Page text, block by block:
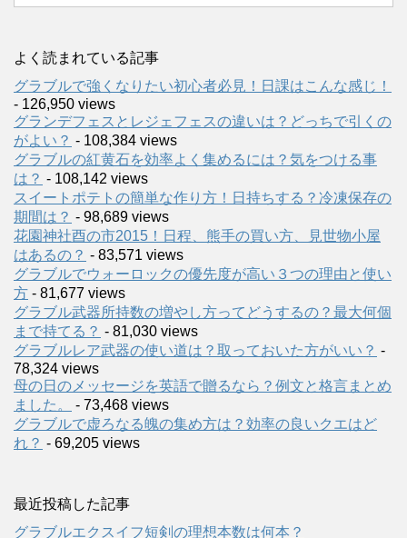
よく読まれている記事
グラブルで強くなりたい初心者必見！日課はこんな感じ！
- 126,950 views
グランデフェスとレジェフェスの違いは？どっちで引くの
がよい？ - 108,384 views
グラブルの紅黄石を効率よく集めるには？気をつける事
は？ - 108,142 views
スイートポテトの簡単な作り方！日持ちする？冷凍保存の
期間は？ - 98,689 views
花園神社酉の市2015！日程、熊手の買い方、見世物小屋
はあるの？ - 83,571 views
グラブルでウォーロックの優先度が高い３つの理由と使い
方 - 81,677 views
グラブル武器所持数の増やし方ってどうするの？最大何個
まで持てる？ - 81,030 views
グラブルレア武器の使い道は？取っておいた方がいい？ -
78,324 views
母の日のメッセージを英語で贈るなら？例文と格言まとめ
ました。
- 73,468 views
グラブルで虚ろなる魄の集め方は？効率の良いクエはど
れ？ - 69,205 views
最近投稿した記事
グラブルエクスイフ短剣の理想本数は何本？